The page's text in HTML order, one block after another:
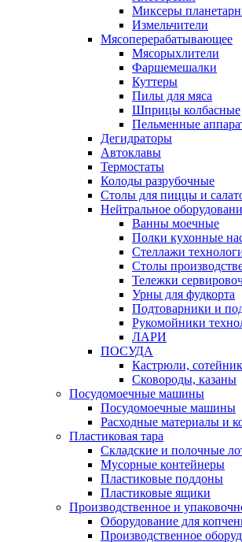
Миксеры
Измельчители
Мясоперерабатывающее
Мясорыхлители
Фаршемешалки
Куттеры
Пилы для мяса
Шприцы колбасные
Пельменные
Дегидраторы
Автоклавы
Термостаты
Колоды разрубочные
Столы для пиццы и
Нейтральное
Ванны моечные
Полки кухонные
Стеллажи
Столы
Тележки
Урны для фудкорта
Подтоварники и
Рукомойники
ЛАРИ
ПОСУДА
Кастрюли,
Сковороды, казаны
Посудомоечные машины
Посудомоечные машины
Расходные материалы и
Пластиковая тара
Складские и полочные
Мусорные контейнеры
Пластиковые поддоны
Пластиковые ящики
Производственное и
Оборудование для
Производственное